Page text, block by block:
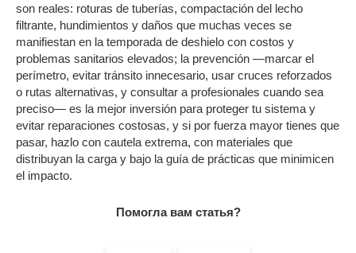
son reales: roturas de tuberías, compactación del lecho
filtrante, hundimientos y daños que muchas veces se
manifiestan en la temporada de deshielo con costos y
problemas sanitarios elevados; la prevención —marcar el
perímetro, evitar tránsito innecesario, usar cruces reforzados
o rutas alternativas, y consultar a profesionales cuando sea
preciso— es la mejor inversión para proteger tu sistema y
evitar reparaciones costosas, y si por fuerza mayor tienes que
pasar, hazlo con cautela extrema, con materiales que
distribuyan la carga y bajo la guía de prácticas que minimicen
el impacto.
Помогла вам статья?